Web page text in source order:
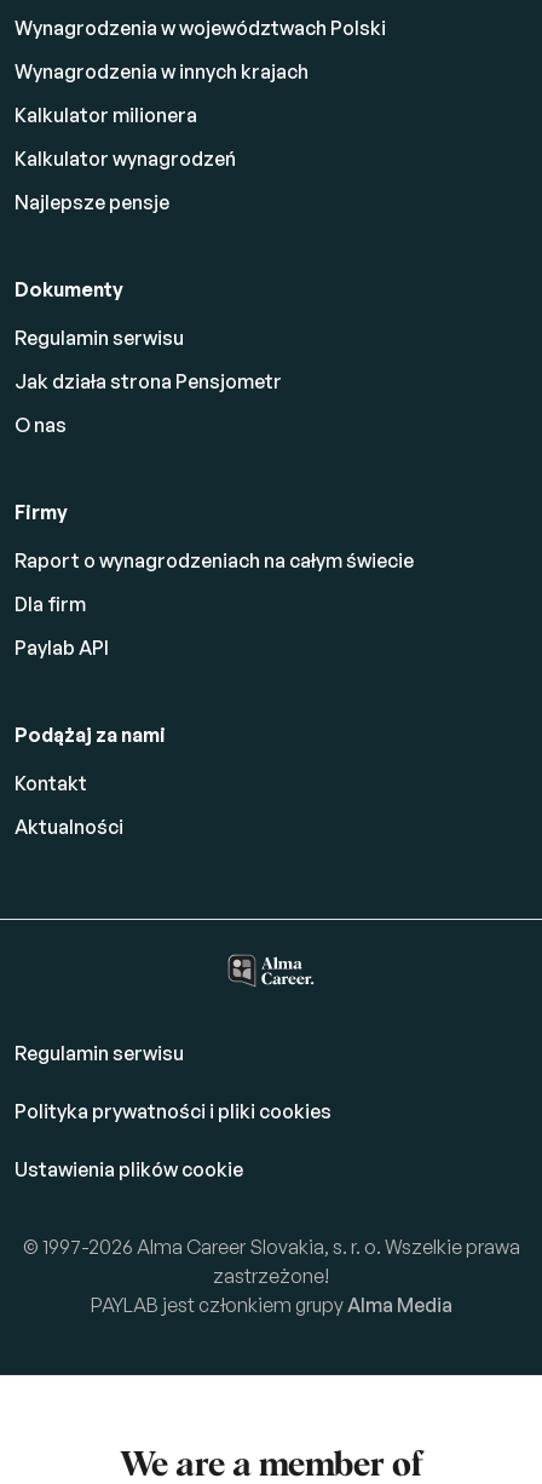
Wynagrodzenia w województwach Polski
Wynagrodzenia w innych krajach
Kalkulator milionera
Kalkulator wynagrodzeń
Najlepsze pensje
Dokumenty
Regulamin serwisu
Jak działa strona Pensjometr
O nas
Firmy
Raport o wynagrodzeniach na całym świecie
Dla firm
Paylab API
Podążaj za nami
Kontakt
Aktualności
Regulamin serwisu
Polityka prywatności i pliki cookies
Ustawienia plików cookie
© 1997-2026 Alma Career Slovakia, s. r. o. Wszelkie prawa
zastrzeżone!
PAYLAB jest członkiem grupy Alma Media
We are a member of